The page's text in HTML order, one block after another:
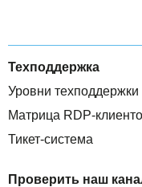
Техподдержка
Уровни техподдержки
Матрица RDP-
Тикет-система
Проверить наш